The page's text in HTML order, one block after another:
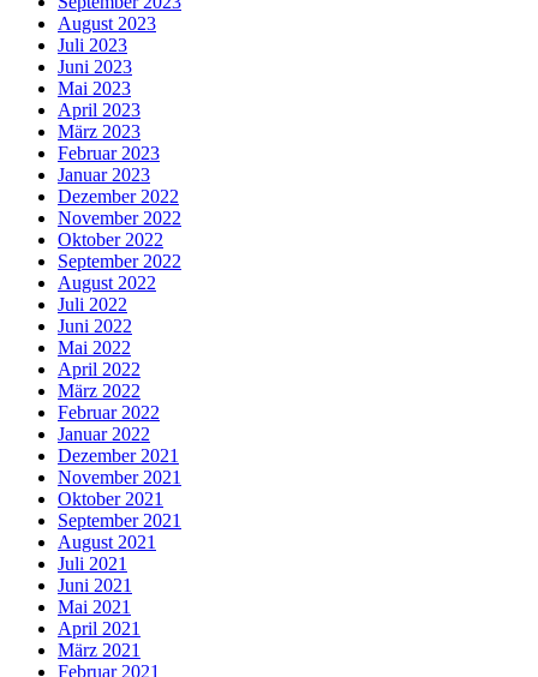
August 2023
Juli 2023
Juni 2023
Mai 2023
April 2023
März 2023
Februar 2023
Januar 2023
Dezember 2022
November 2022
Oktober 2022
September 2022
August 2022
Juli 2022
Juni 2022
Mai 2022
April 2022
März 2022
Februar 2022
Januar 2022
Dezember 2021
November 2021
Oktober 2021
September 2021
August 2021
Juli 2021
Juni 2021
Mai 2021
April 2021
März 2021
Februar 2021